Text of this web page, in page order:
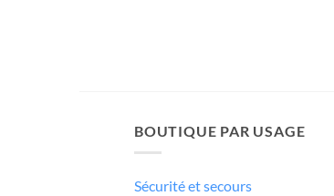
BOUTIQUE PAR USAGE
Sécurité et secours